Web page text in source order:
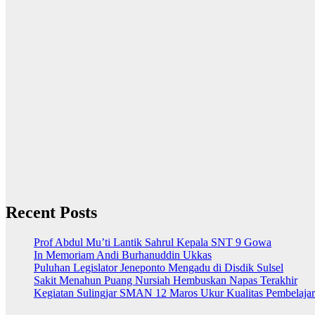
Recent Posts
Prof Abdul Mu’ti Lantik Sahrul Kepala SNT 9 Gowa
In Memoriam Andi Burhanuddin Ukkas
Puluhan Legislator Jeneponto Mengadu di Disdik Sulsel
Sakit Menahun Puang Nursiah Hembuskan Napas Terakhir
Kegiatan Sulingjar SMAN 12 Maros Ukur Kualitas